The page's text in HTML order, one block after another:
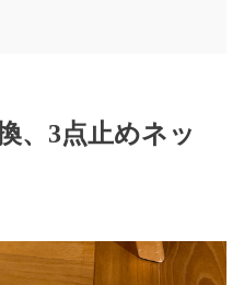
、3点止めネッ